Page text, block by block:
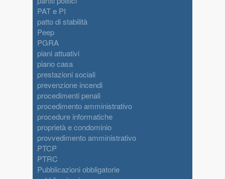
PAT e PI
patto di stabilità
Peep
PGRA
piani attuativi
piano casa
prestazioni sociali
prevenzione incendi
procedimenti penali
procedimento amministrativo
procedure informatiche
proprietà e condominio
provvedimento amministrativo
PTCP
PTRC
Pubblicazioni obbligatorie